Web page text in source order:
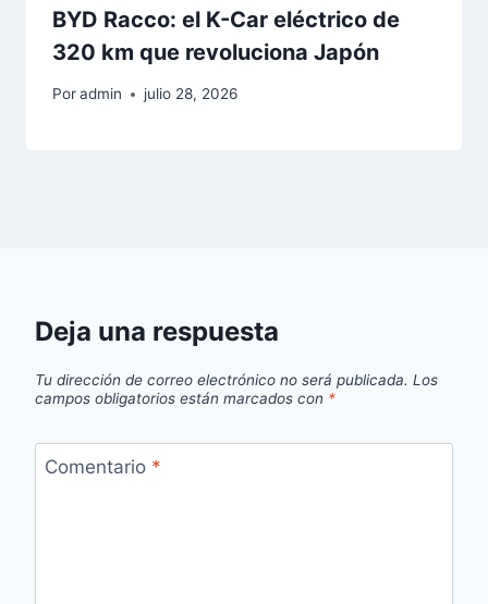
BYD Racco: el K-Car eléctrico de
320 km que revoluciona Japón
Poradmin julio 28, 2026
Deja una respuesta
Tu dirección de correo electrónico no será publicada. Los
campos obligatorios están marcados con *
Comentario *